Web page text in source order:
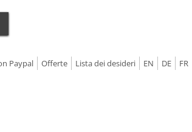
FR
DE
EN
Lista dei desideri
Offerte
Paypal